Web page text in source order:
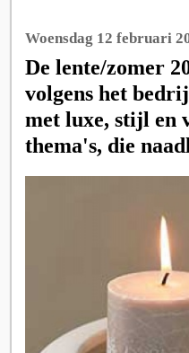
Woensdag 12 februari
De lente/zomer
volgens het
met luxe, stijl en
thema's, die